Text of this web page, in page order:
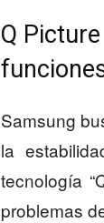
Q
Samsung
la
tecnología
problemas